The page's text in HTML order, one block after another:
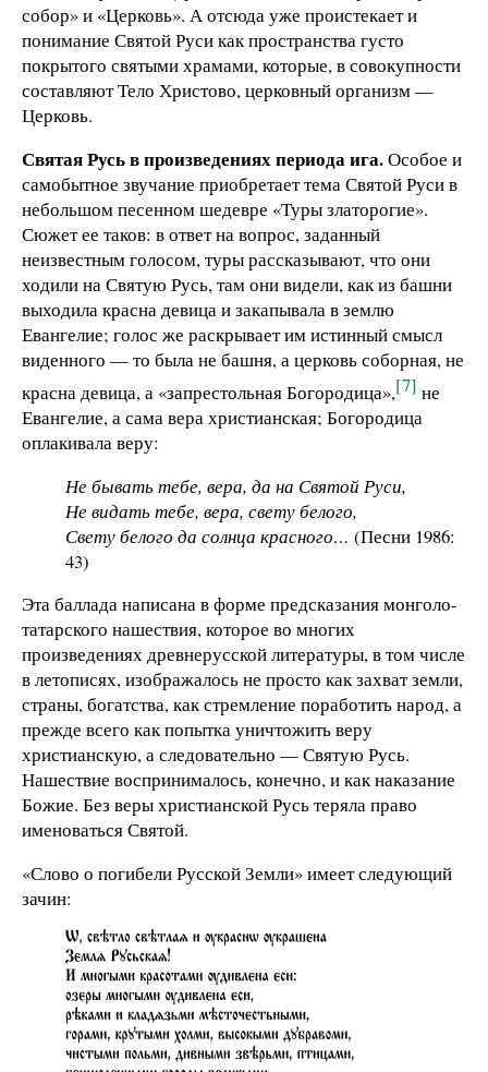
собор» и «Церковь». А отсюда уже проистекает и
понимание Святой Руси как пространства густо
покрытого святыми храмами, которые, в совокупности
составляют Тело Христово, церковный организм —
Церковь.
Святая Русь в произведениях периода ига.Особое и
самобытное звучание приобретает тема Святой Руси в
небольшом песенном шедевре «Туры златорогие».
Сюжет ее таков: в ответ на вопрос, заданный
неизвестным голосом, туры рассказывают, что они
ходили на Святую Русь, там они видели, как из башни
выходила красна девица и закапывала в землю
Евангелие; голос же раскрывает им истинный смысл
виденного — то была не башня, а церковь соборная, не
красна девица, а «запрестольная Богородица»,[7] не
Евангелие, а сама вера христианская; Богородица
оплакивала веру:
Не бывать тебе, вера, да на Святой Руси,
Не видать тебе, вера, свету белого,
Свету белого да солнца красного… (Песни 1986:
43)
Эта баллада написана в форме предсказания монголо-
татарского нашествия, которое во многих
произведениях древнерусской литературы, в том числе
в летописях, изображалось не просто как захват земли,
страны, богатства, как стремление поработить народ, а
прежде всего как попытка уничтожить веру
христианскую, а следовательно — Святую Русь.
Нашествие воспринималось, конечно, и как наказание
Божие. Без веры христианской Русь теряла право
именоваться Святой.
«Слово о погибели Русской Земли» имеет следующий
зачин: